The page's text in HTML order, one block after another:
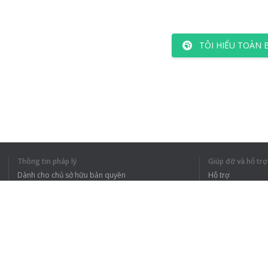
TÔI HIỂU TOÀN
Thông tin pháp lý
Dành cho chủ sở hữu bản quyền
Giúp đỡ và hỗ trợ
Hỗ trợ